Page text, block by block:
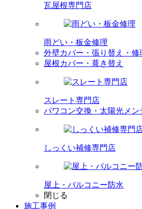
瓦屋根専門店
雨どい・板金修理
外壁カバー・張り替え・修
屋根カバー・葺き替え
スレート専門店
パワコン交換・太陽光メン
しっくい補修専門店
屋上・バルコニー防水
閉じる
施工事例